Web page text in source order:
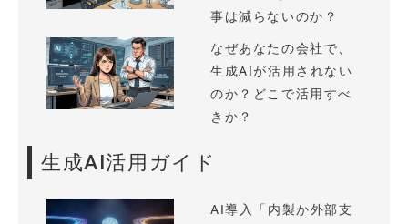
事は減らないのか？
なぜあなたの会社で、
生成AIが活用されない
のか？どこで活用すべ
きか？
生成AI活用ガイド
AI導入「内製か外部支